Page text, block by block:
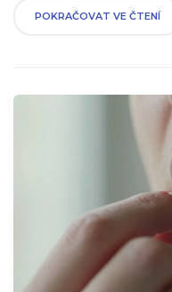
POKRAČOVAT VE ČTENÍ